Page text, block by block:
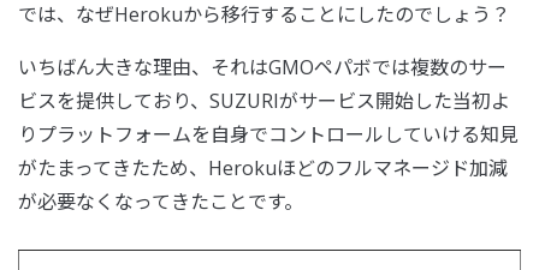
では、なぜHerokuから移行することにしたのでしょう？
いちばん大きな理由、それはGMOペパボでは複数のサー
ビスを提供しており、SUZURIがサービス開始した当初よ
りプラットフォームを自身でコントロールしていける知見
がたまってきたため、Herokuほどのフルマネージド加減
が必要なくなってきたことです。